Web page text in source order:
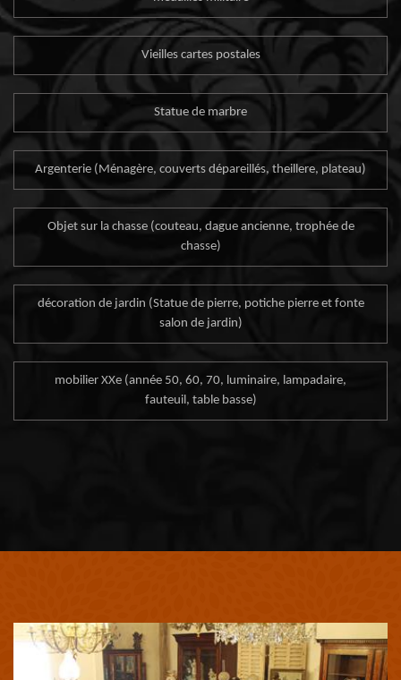
Vieilles cartes postales
Statue de marbre
Argenterie (Ménagère, couverts dépareillés, theillere, plateau)
Objet sur la chasse (couteau, dague ancienne, trophée de
chasse)
décoration de jardin (Statue de pierre, potiche pierre et fonte
salon de jardin)
mobilier XXe (année 50, 60, 70, luminaire, lampadaire,
fauteuil, table basse)